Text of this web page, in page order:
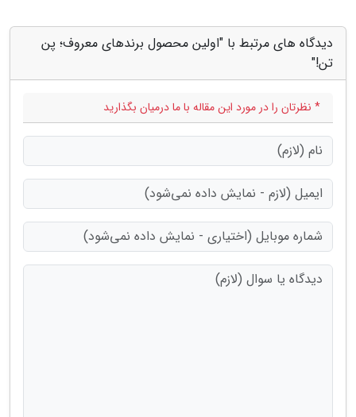
دیدگاه های مرتبط با "اولین محصول برندهای معروف؛ پن
تن!"
* نظرتان را در مورد این مقاله با ما درمیان بگذارید